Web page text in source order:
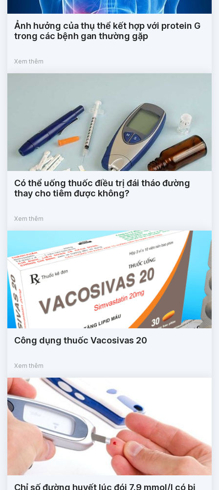
Ảnh hưởng của thụ thể kết hợp với protein G
trong các bệnh gan thường gặp
Xem thêm
Có thể uống thuốc điều trị đái tháo đường
thay cho tiêm được không?
Xem thêm
Công dụng thuốc Vacosivas 20
Xem thêm
Chỉ số đường huyết lúc đói 7.9 mmol/l có bị